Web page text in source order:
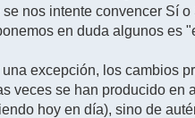
nos intente convencer Sí
en duda algunos es
una excepción, los cambios
veces se han producido en
hoy en día), sino de